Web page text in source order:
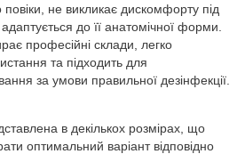
не викликає дискомфорту під
до її анатомічної форми.
професійні склади, легко
та підходить для
за умови правильної дезінфекції.
в декількох розмірах, що
оптимальний варіант відповідно